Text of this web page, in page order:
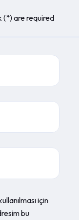
(*) are required
için
bu